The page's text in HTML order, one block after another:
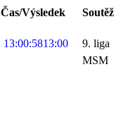
Čas/Výsledek Soutěž
13:00:5813:00
9. liga
MSM